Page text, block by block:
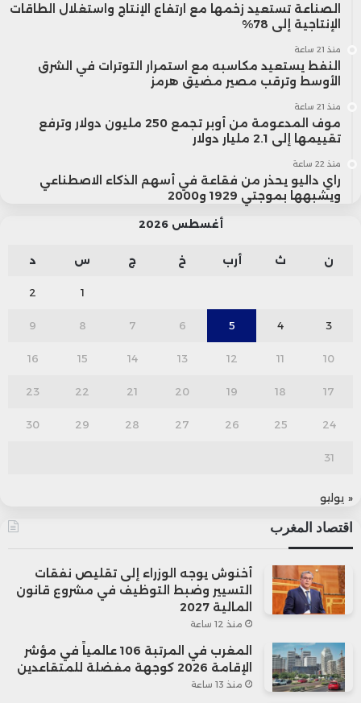
الصناعة تستعيد زخمها مع ارتفاع الإنتاج واستغلال الطاقات
الإنتاجية إلى 78%
منذ 21 ساعة
النفط يستعيد مكاسبه مع استمرار التوترات في الشرق
الأوسط وترقب مصير مضيق هرمز
منذ 21 ساعة
موف المدعومة من أوبر تجمع 250 مليون دولار وترفع
تقييمها إلى 2.1 مليار دولار
منذ 22 ساعة
راي داليو يحذر من فقاعة في أسهم الذكاء الاصطناعي
ويشبهها بموجتي 1929 و2000
أغسطس 2026
ن ث أرب خ ج س د
1
2
3
4
5
6
7
8
9
10
11
12
13
14
15
16
17
18
19
20
21
22
23
24
25
26
27
28
29
30
31
« يوليو
اقتصاد المغرب
أخنوش يوجه الوزراء إلى تقليص نفقات
التسيير وضبط التوظيف في مشروع قانون
المالية 2027
منذ 12 ساعة
المغرب في المرتبة 106 عالمياً في مؤشر
الإقامة 2026 كوجهة مفضلة للمتقاعدين
منذ 13 ساعة